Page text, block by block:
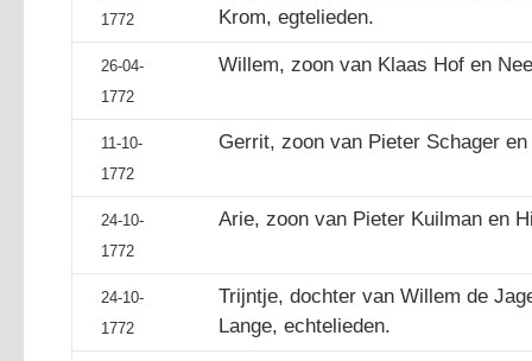
1772
Krom, egtelieden.
26-04-
1772
Willem, zoon van Klaas Hof en
11-10-
1772
Gerrit, zoon van Pieter Schager
24-10-
1772
Arie, zoon van Pieter Kuilman en
24-10-
1772
Trijntje, dochter van Willem de
Lange, echtelieden.